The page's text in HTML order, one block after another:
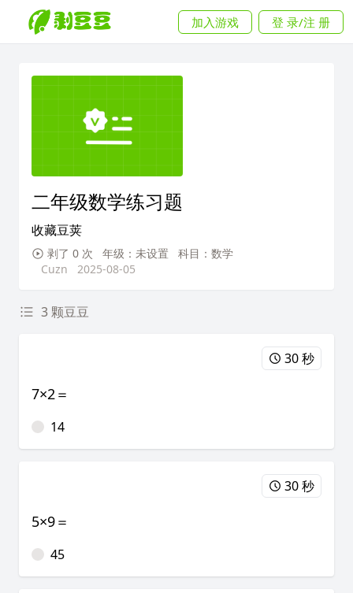
加入游戏 登 录/注 册
二年级数学练习题
收藏豆荚
剥了 0 次 年级：未设置
科目：数学
Cuzn
2025-08-05
3 颗豆豆
30 秒
7×2＝
14
30 秒
5×9＝
45